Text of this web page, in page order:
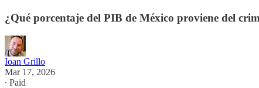
¿Qué porcentaje del PIB de México proviene del
Ioan Grillo
Mar 17, 2026
∙ Paid